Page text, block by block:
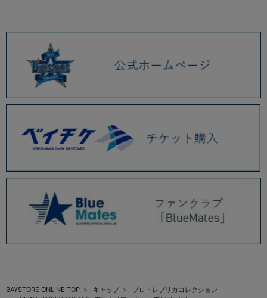
BAYSTORE ONLINE TOP キャップ
プロ・レプリカコレクション